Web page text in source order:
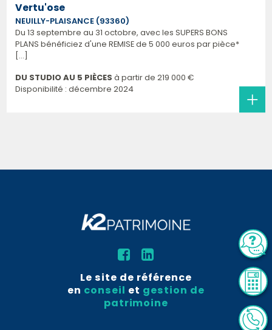
Vertu'ose
NEUILLY-PLAISANCE (93360)
Du 13 septembre au 31 octobre, avec les SUPERS BONS
PLANS bénéficiez d'une REMISE de 5 000 euros par pièce*
[...]
DU STUDIO AU 5 PIÈCES à partir de 219 000 €
Disponibilité : décembre 2024
Le site de référence
en conseil et gestion de
patrimoine